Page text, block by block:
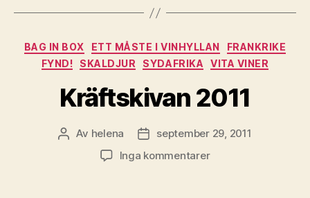
Kategorier
BAG IN BOX ETT MÅSTE I VINHYLLAN
FRANKRIKE
FYND!
SKALDJUR SYDAFRIKA VITA VINER
Kräftskivan 2011
Inläggsförfattare
Av helena Inläggsdatum
september 29, 2011
Inga kommentarertill